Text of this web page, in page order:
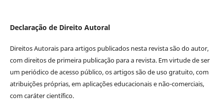
Declaração de Direito Autoral
Direitos Autorais para artigos publicados nesta revista são do autor,
com direitos de primeira publicação para a revista. Em virtude de ser
um periódico de acesso público, os artigos são de uso gratuito, com
atribuições próprias, em aplicações educacionais e não-comerciais,
com caráter científico.